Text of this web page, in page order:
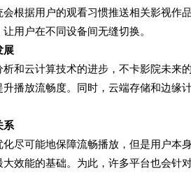
根据用户的观看习惯推送相关影视
用户在不同设备间无缝切换。
展
和云计算技术的进步，不卡影院未
播放流畅度。同时，云端存储和边缘
系
尽可能地保障流畅播放，但是用户
效能的基础。为此，许多平台也会针